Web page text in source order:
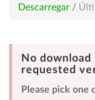
Descarregar /
No
requested
Please pick one